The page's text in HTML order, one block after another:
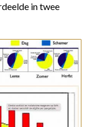
in twee